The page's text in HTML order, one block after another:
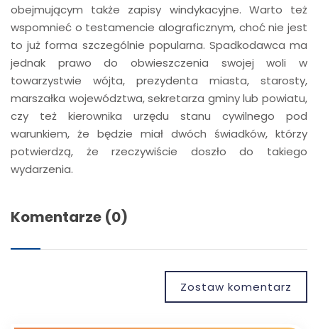
obejmującym także zapisy windykacyjne. Warto też
wspomnieć o testamencie alograficznym, choć nie jest
to już forma szczególnie popularna. Spadkodawca ma
jednak prawo do obwieszczenia swojej woli w
towarzystwie wójta, prezydenta miasta, starosty,
marszałka województwa, sekretarza gminy lub powiatu,
czy też kierownika urzędu stanu cywilnego pod
warunkiem, że będzie miał dwóch świadków, którzy
potwierdzą, że rzeczywiście doszło do takiego
wydarzenia.
Komentarze (0)
Zostaw komentarz